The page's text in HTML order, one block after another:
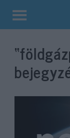
Kilépés
tartalomba